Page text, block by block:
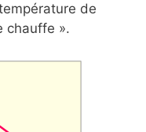
de
chauffe ».